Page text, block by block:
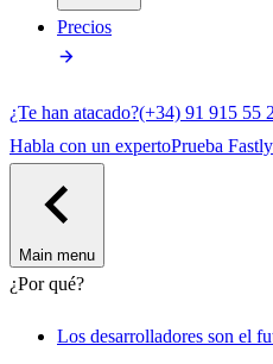
Precios
¿Te han atacado?(+34) 91 915 55
Habla con un expertoPrueba
Main menu
¿Por qué?
Los desarrolladores son el